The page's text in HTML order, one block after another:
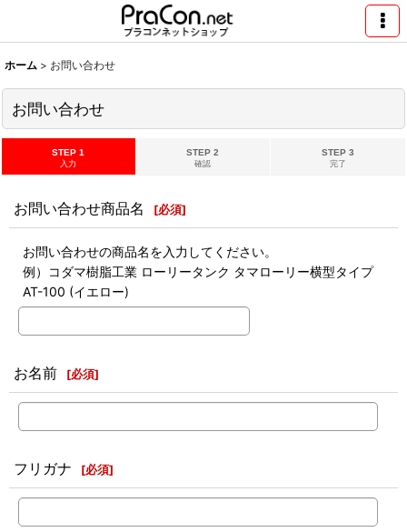
ホーム > お問い合わせ
お問い合わせ
STEP 1
入力
STEP 2
確認
STEP 3
完了
お問い合わせ商品名 [必須]
お問い合わせの商品名を入力してください。
例）コダマ樹脂工業 ローリータンク タマローリー横型タイプ
AT-100 (イエロー)
お名前 [必須]
フリガナ [必須]